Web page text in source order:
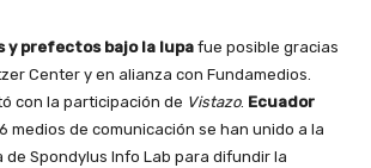
y prefectos bajo la lupa fue posible gracias
Center y en alianza con Fundamedios.
con la participación de Vistazo. Ecuador
medios de comunicación se han unido a la
Spondylus Info Lab para difundir la